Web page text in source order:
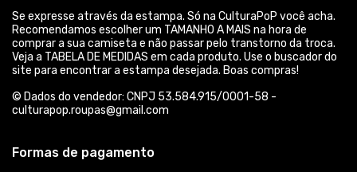
Se expresse através da estampa. Só na CulturaPoP você acha.
Recomendamos escolher um TAMANHO A MAIS na hora de
comprar a sua camiseta e não passar pelo transtorno da troca.
Veja a TABELA DE MEDIDAS em cada produto. Use o buscador do
site para encontrar a estampa desejada. Boas compras!
© Dados do vendedor: CNPJ 53.584.915/0001-58 -
culturapop.roupas@gmail.com
Formas de pagamento